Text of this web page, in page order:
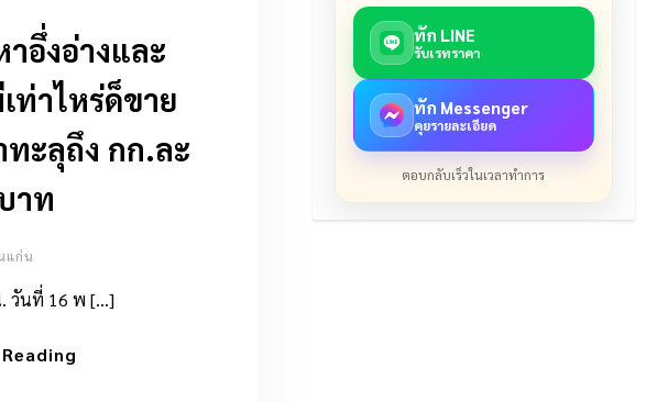
อึ่งอ่างและ
ท่าไหร่ด็ขาย
ะลุถึง กก.ละ
าท
แก่น
. วันที่ 16 พ […]
ทัก LINE
รับเรทราคา
ทัก Messenger
คุยรายละเอียด
ตอบกลับเร็วในเวลาทำการ